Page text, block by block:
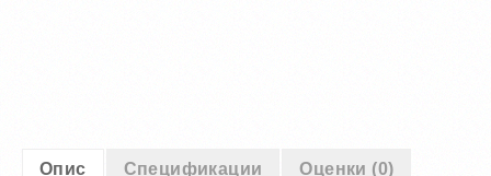
Опис Спецификации Оценки (0)